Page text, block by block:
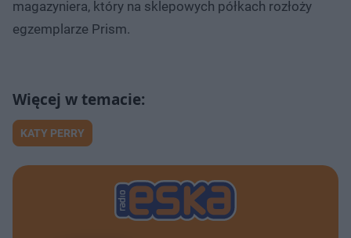
magazyniera, który na sklepowych półkach rozłoży
egzemplarze Prism.
KATY PERRY